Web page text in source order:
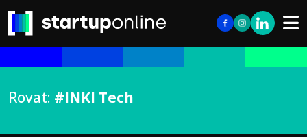
Rovat: #INKI Tech